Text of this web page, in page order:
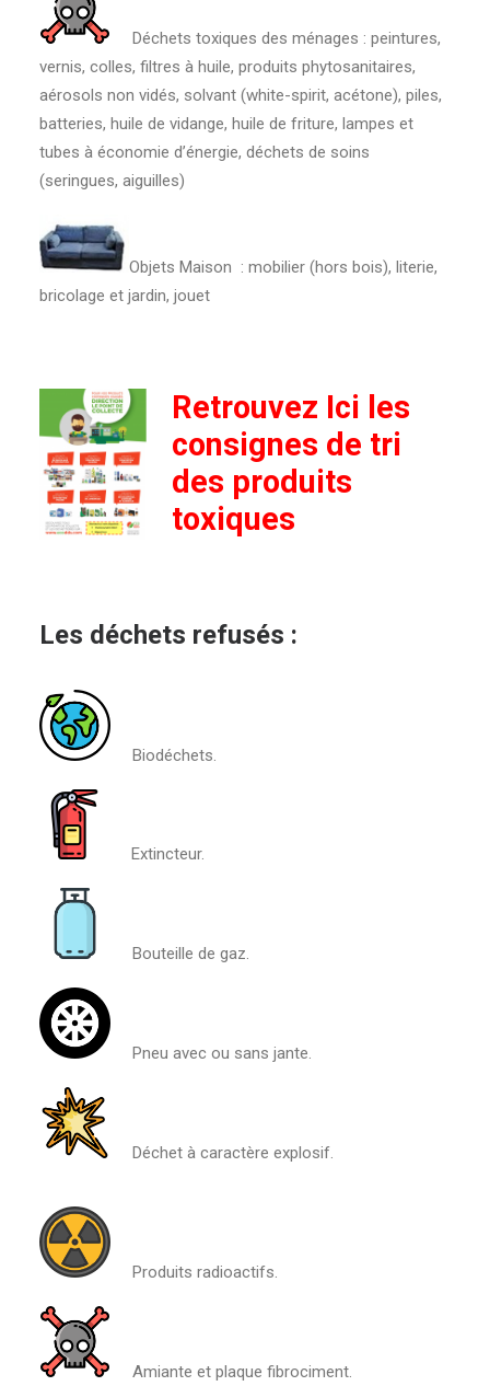
Déchets toxiques des ménages : peintures,
vernis, colles, filtres à huile, produits phytosanitaires,
aérosols non vidés, solvant (white-spirit, acétone), piles,
batteries, huile de vidange, huile de friture, lampes et
tubes à économie d’énergie, déchets de soins
(seringues, aiguilles)
Objets Maison : mobilier (hors bois), literie,
bricolage et jardin, jouet
Retrouvez Ici les
consignes de tri
des produits
toxiques
Les déchets refusés :
Biodéchets.
Extincteur.
Bouteille de gaz.
Pneu avec ou sans jante.
Déchet à caractère explosif.
Produits radioactifs.
Amiante et plaque fibrociment.